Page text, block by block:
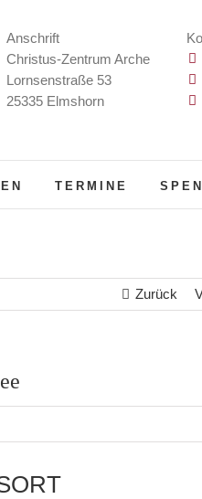
Anschrift
Christus-Zentrum Arche
Lornsenstraße 53
25335 Elmshorn
TERMINE
Zurück